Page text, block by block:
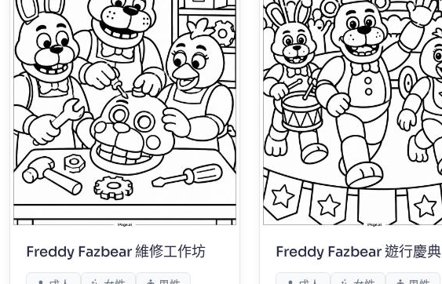
Freddy Fazbear 維修工作坊 Freddy Fazbear 遊行慶典